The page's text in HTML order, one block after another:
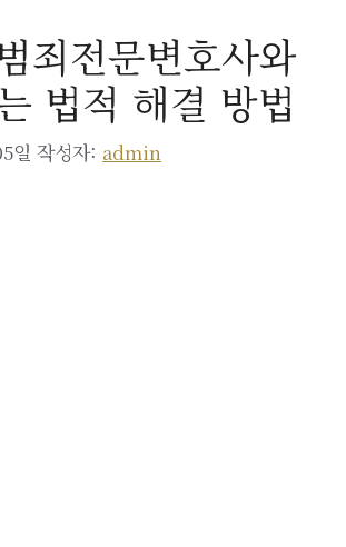
죄전문변호사와
법적 해결 방법
일 작성자: admin